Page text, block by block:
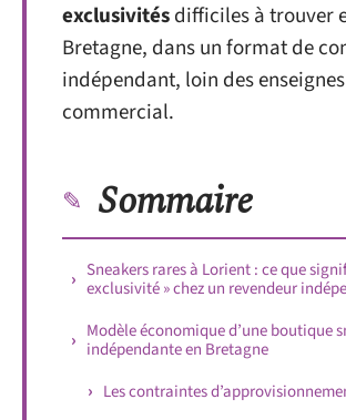
exclusivitésdifficiles à trouver
Bretagne, dans un format de
indépendant, loin des
commercial.
Sommaire
Sneakers rares à Lorient : ce que
exclusivité » chez un revendeur
Modèle économique d’une boutique
indépendante en Bretagne
Les contraintes